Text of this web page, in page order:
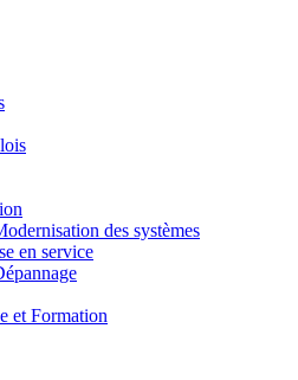
des systèmes
en service
et Formation